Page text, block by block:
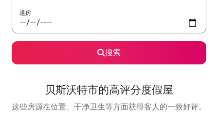
退房
搜索
贝斯沃特市的高评分度假屋
这些房源在位置、干净卫生等方面获得客人的一致好评。